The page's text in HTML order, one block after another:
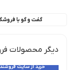
گفت و گو با
دیگر محصولات
خرید از سایت